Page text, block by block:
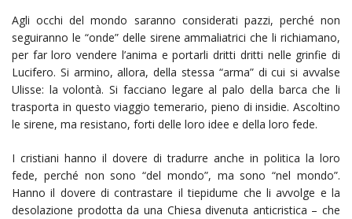
Agli occhi del mondo saranno considerati pazzi, perché non
seguiranno le “onde” delle sirene ammaliatrici che li richiamano,
per far loro vendere l’anima e portarli dritti dritti nelle grinfie di
Lucifero. Si armino, allora, della stessa “arma” di cui si avvalse
Ulisse: la volontà. Si facciano legare al palo della barca che li
trasporta in questo viaggio temerario, pieno di insidie. Ascoltino
le sirene, ma resistano, forti delle loro idee e della loro fede.
I cristiani hanno il dovere di tradurre anche in politica la loro
fede, perché non sono “del mondo”, ma sono “nel mondo”.
Hanno il dovere di contrastare il tiepidume che li avvolge e la
desolazione prodotta da una Chiesa divenuta anticristica – che